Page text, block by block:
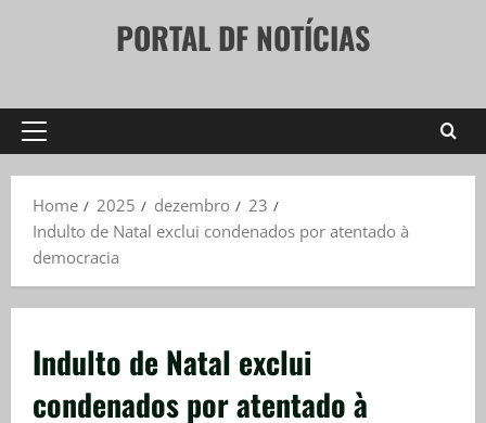
PORTAL DF NOTÍCIAS
Primary
Home
2025 dezembro
23
Indulto de Natal exclui condenados por atentado à
democracia
Indulto de Natal exclui
condenados por atentado à